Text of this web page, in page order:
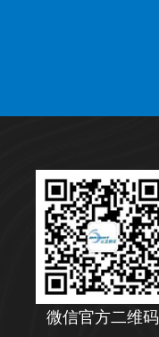
微信官方二维码